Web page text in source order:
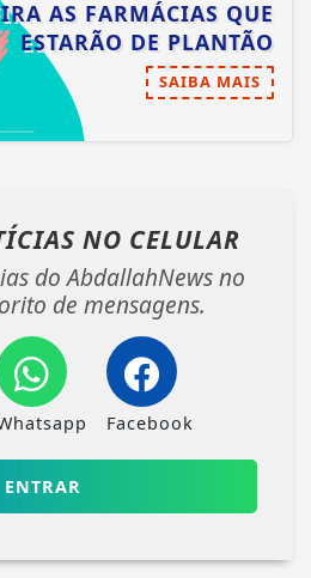
AS FARMÁCIAS QUE
ESTARÃO DE PLANTÃO
SAIBA MAIS
NO CELULAR
do AbdallahNews no
de mensagens.
Facebook
ENTRAR